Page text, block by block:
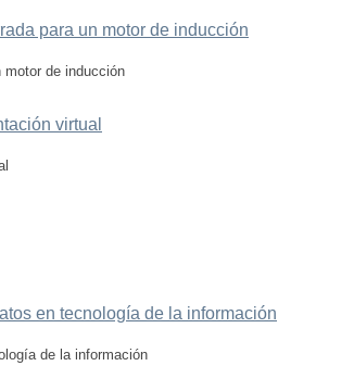
para un motor de inducción
motor de inducción
virtual
en tecnología de la información
de la información